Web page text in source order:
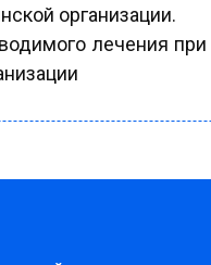
организации.
лечения